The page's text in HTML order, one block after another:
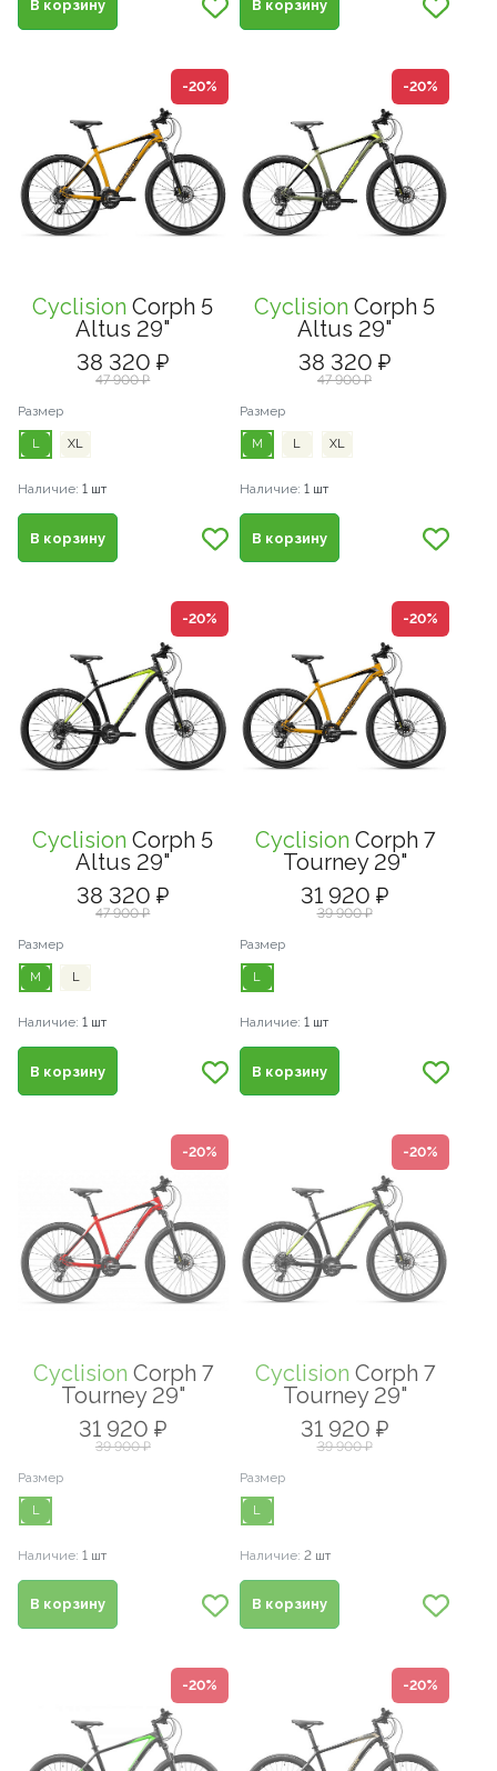
В корзину В корзину
-20%
Cyclision Corph 5
Altus 29"
47 900 ₽
38 320 ₽
Размер
L XL
Наличие: 1 шт
В корзину
-20%
Cyclision Corph 5
Altus 29"
47 900 ₽
38 320 ₽
Размер
M L XL
Наличие: 1 шт
В корзину
-20%
Cyclision Corph 5
Altus 29"
47 900 ₽
38 320 ₽
Размер
M L
Наличие: 1 шт
В корзину
-20%
Cyclision Corph 7
Tourney 29"
39 900 ₽
31 920 ₽
Размер
L
Наличие: 1 шт
В корзину
-20%
Cyclision Corph 7
Tourney 29"
39 900 ₽
31 920 ₽
Размер
L
Наличие: 1 шт
В корзину
-20%
Cyclision Corph 7
Tourney 29"
39 900 ₽
31 920 ₽
Размер
L
Наличие: 2 шт
В корзину
-20% -20%